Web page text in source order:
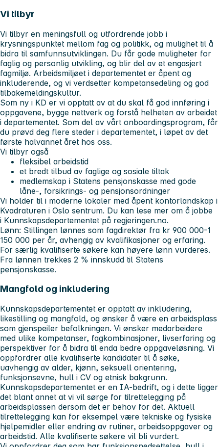
Vi tilbyr
Vi tilbyr en meningsfull og utfordrende jobb i
krysningspunktet mellom fag og politikk, og mulighet til å
bidra til samfunnsutviklingen. Du får gode muligheter for
faglig og personlig utvikling, og blir del av et engasjert
fagmiljø. Arbeidsmiljøet i departementet er åpent og
inkluderende, og vi verdsetter kompetansedeling og god
tilbakemeldingskultur.
Som ny i KD er vi opptatt av at du skal få god innføring i
oppgavene, bygge nettverk og forstå helheten av arbeidet
i departementet. Som del av vårt onboardingsprogram, får
du prøvd deg flere steder i departementet, i løpet av det
første halvannet året hos oss.
Vi tilbyr også
fleksibel arbeidstid
et bredt tilbud av faglige og sosiale tiltak
medlemskap i Statens pensjonskasse med gode
låne-, forsikrings- og pensjonsordninger
Vi holder til i moderne lokaler med åpent kontorlandskap i
Kvadraturen i Oslo sentrum. Du kan lese mer om å jobbe
i Kunnskapsdepartementet på regjeringen.no.
Lønn: Stillingen lønnes som fagdirektør fra kr 900 000-1
150 000 per år, avhengig av kvalifikasjoner og erfaring.
For særlig kvalifiserte søkere kan høyere lønn vurderes.
Fra lønnen trekkes 2 % innskudd til Statens
pensjonskasse.
Mangfold og inkludering
Kunnskapsdepartementet er opptatt av inkludering,
likestilling og mangfold, og ønsker å være en arbeidsplass
som gjenspeiler befolkningen. Vi ønsker medarbeidere
med ulike kompetanser, fagkombinasjoner, livserfaring og
perspektiver for å bidra til enda bedre oppgaveløsning. Vi
oppfordrer alle kvalifiserte kandidater til å søke,
uavhengig av alder, kjønn, seksuell orientering,
funksjonsevne, hull i CV og etnisk bakgrunn.
Kunnskapsdepartementet er en IA-bedrift, og i dette ligger
det blant annet at vi vil sørge for tilrettelegging på
arbeidsplassen dersom det er behov for det. Aktuell
tilrettelegging kan for eksempel være tekniske og fysiske
hjelpemidler eller endring av rutiner, arbeidsoppgaver og
arbeidstid. Alle kvalifiserte søkere vil bli vurdert.